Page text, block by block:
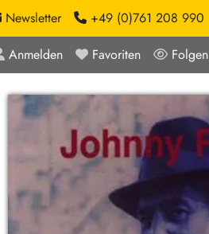
Newsletter +49 (0)761 208 990
Anmelden Favoriten Folgen